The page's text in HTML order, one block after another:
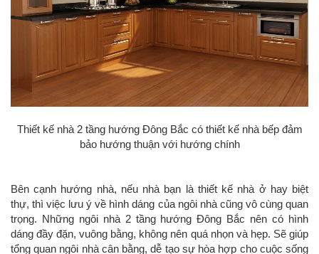
Thiết kế nhà 2 tầng hướng Đông Bắc có thiết kế nhà bếp đảm
bảo hướng thuận với hướng chính
Bên cạnh hướng nhà, nếu nhà bạn là thiết kế nhà ở hay biệt
thự, thì việc lưu ý về hình dáng của ngôi nhà cũng vô cùng quan
trọng. Những ngôi nhà 2 tầng hướng Đông Bắc nên có hình
dáng đầy đặn, vuông bằng, không nên quá nhọn và hẹp. Sẽ giúp
tổng quan ngôi nhà cân bằng, dễ tạo sự hòa hợp cho cuộc sống